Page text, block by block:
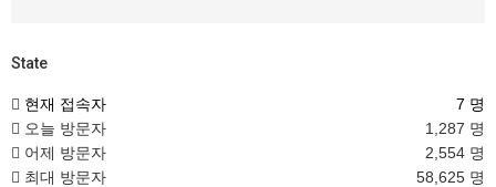
State
현재 접속자
7 명
오늘 방문자
1,287 명
어제 방문자
2,554 명
최대 방문자
58,625 명